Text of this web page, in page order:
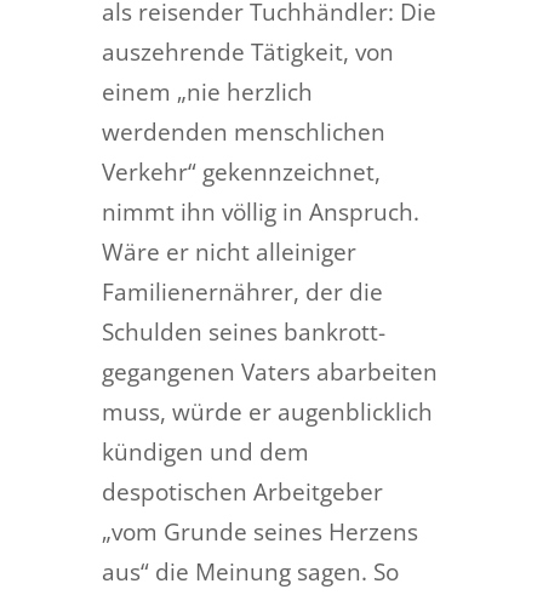
als reisender Tuchhändler: Die
auszehrende Tätigkeit, von
einem „nie herzlich
werdenden menschlichen
Verkehr“ gekennzeichnet,
nimmt ihn völlig in Anspruch.
Wäre er nicht alleiniger
Familienernährer, der die
Schulden seines bankrott-
gegangenen Vaters abarbeiten
muss, würde er augenblicklich
kündigen und dem
despotischen Arbeitgeber
„vom Grunde seines Herzens
aus“ die Meinung sagen. So